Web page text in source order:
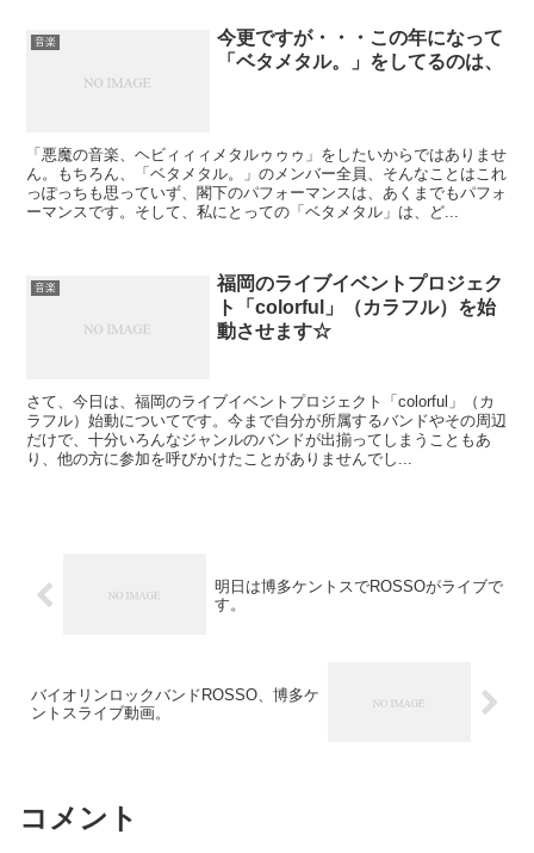
音楽
今更ですが・・・この年になって
「ベタメタル。」をしてるのは、
「悪魔の音楽、ヘビィィィメタルゥゥゥ」をしたいからではありませ
ん。もちろん、「ベタメタル。」のメンバー全員、そんなことはこれ
っぽっちも思っていず、閣下のパフォーマンスは、あくまでもパフォ
ーマンスです。そして、私にとっての「ベタメタル」は、ど...
音楽
福岡のライブイベントプロジェク
ト「colorful」（カラフル）を始
動させます☆
さて、今日は、福岡のライブイベントプロジェクト「colorful」（カ
ラフル）始動についてです。今まで自分が所属するバンドやその周辺
だけで、十分いろんなジャンルのバンドが出揃ってしまうこともあ
り、他の方に参加を呼びかけたことがありませんでし...
明日は博多ケントスでROSSOがライブで
す。
バイオリンロックバンドROSSO、博多ケ
ントスライブ動画。
コメント